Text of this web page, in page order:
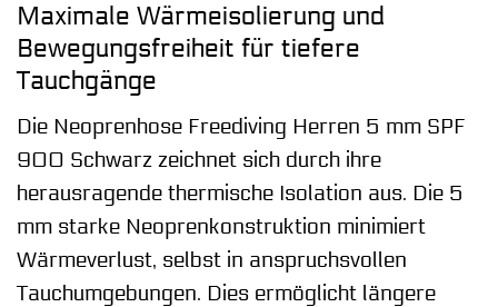
Maximale Wärmeisolierung und
Bewegungsfreiheit für tiefere
Tauchgänge
Die Neoprenhose Freediving Herren 5 mm SPF
900 Schwarz zeichnet sich durch ihre
herausragende thermische Isolation aus. Die 5
mm starke Neoprenkonstruktion minimiert
Wärmeverlust, selbst in anspruchsvollen
Tauchumgebungen. Dies ermöglicht längere